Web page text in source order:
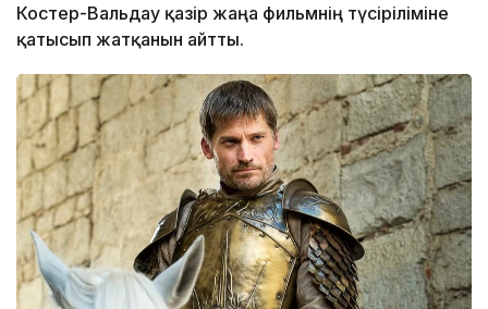
Костер-Вальдау қазір жаңа фильмнің түсіріліміне
қатысып жатқанын айтты.